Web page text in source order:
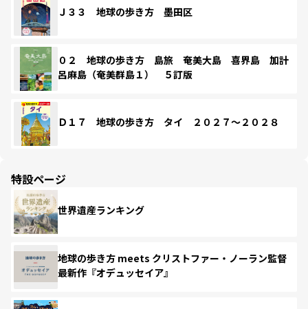
Ｊ３３ 地球の歩き方 墨田区
０２ 地球の歩き方 島旅 奄美大島 喜界島 加計
呂麻島（奄美群島１） ５訂版
Ｄ１７ 地球の歩き方 タイ ２０２７～２０２８
特設ページ
世界遺産ランキング
地球の歩き方 meets クリストファー・ノーラン監督
最新作『オデュッセイア』